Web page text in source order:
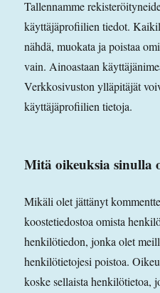
Tallennamme
käyttäjäprofiilien tiedot.
nähdä, muokata ja poistaa
vain. Ainoastaan
Verkkosivuston ylläpitäjät
käyttäjäprofiilien tietoja.
Mitä oikeuksia sinulla
Mikäli olet jättänyt
koostetiedostoa omista
henkilötiedon, jonka olet
henkilötietojesi poistoa.
koske sellaista henkilötietoa,